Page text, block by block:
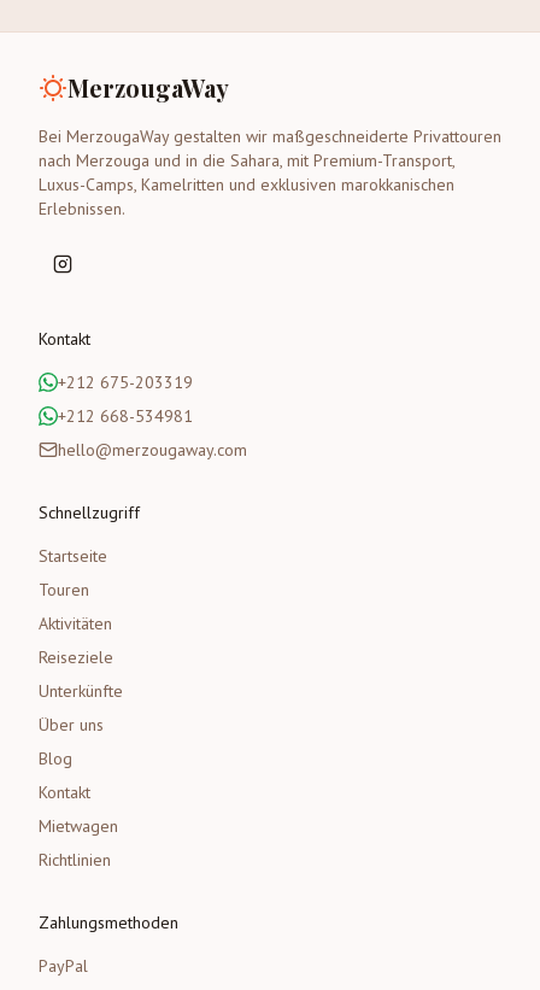
MerzougaWay
Bei MerzougaWay gestalten wir maßgeschneiderte Privattouren
nach Merzouga und in die Sahara, mit Premium-Transport,
Luxus-Camps, Kamelritten und exklusiven marokkanischen
Erlebnissen.
Kontakt
+212 675-203319
+212 668-534981
hello@merzougaway.com
Schnellzugriff
Startseite
Touren
Aktivitäten
Reiseziele
Unterkünfte
Über uns
Blog
Kontakt
Mietwagen
Richtlinien
Zahlungsmethoden
PayPal